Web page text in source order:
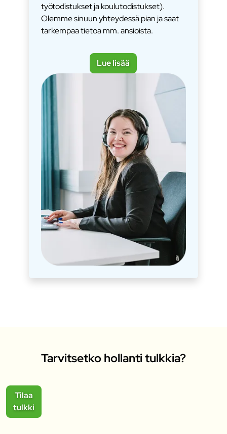
työtodistukset ja koulutodistukset).
Olemme sinuun yhteydessä pian ja saat
tarkempaa tietoa mm. ansioista.
Lue lisää
Tarvitsetko hollanti tulkkia?
Tilaa
tulkki